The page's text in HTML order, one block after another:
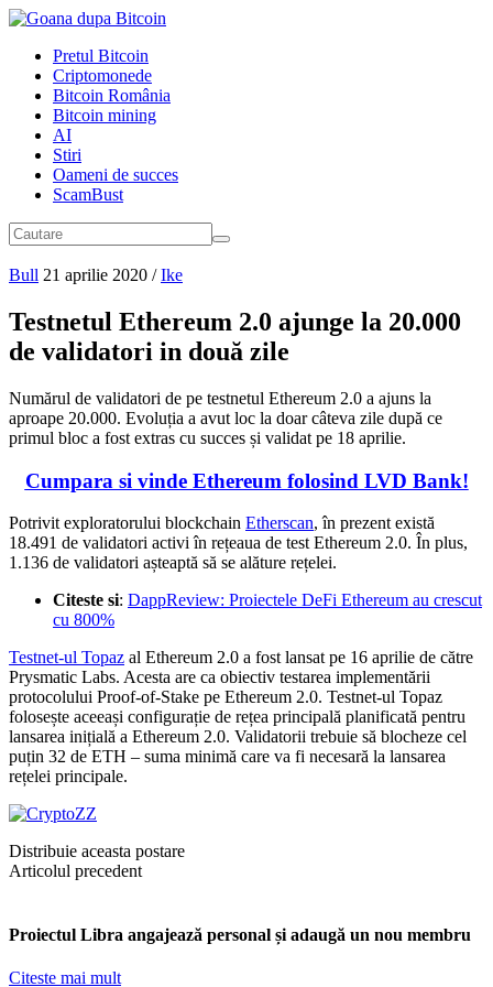
Pretul Bitcoin
Criptomonede
Bitcoin România
Bitcoin mining
AI
Stiri
Oameni de succes
ScamBust
Bull 21 aprilie 2020 / Ike
Testnetul Ethereum 2.0 ajunge la 20.000
de validatori in două zile
Numărul de validatori de pe testnetul Ethereum 2.0 a ajuns la
aproape 20.000. Evoluția a avut loc la doar câteva zile după ce
primul bloc a fost extras cu succes și validat pe 18 aprilie.
Cumpara si vinde Ethereum folosind LVD Bank!
Potrivit exploratorului blockchain Etherscan, în prezent există
18.491 de validatori activi în rețeaua de test Ethereum 2.0. În plus,
1.136 de validatori așteaptă să se alăture rețelei.
Citeste si: DappReview: Proiectele DeFi Ethereum au crescut
cu 800%
Testnet-ul Topaz al Ethereum 2.0 a fost lansat pe 16 aprilie de către
Prysmatic Labs. Acesta are ca obiectiv testarea implementării
protocolului Proof-of-Stake pe Ethereum 2.0. Testnet-ul Topaz
folosește aceeași configurație de rețea principală planificată pentru
lansarea inițială a Ethereum 2.0. Validatorii trebuie să blocheze cel
puțin 32 de ETH – suma minimă care va fi necesară la lansarea
rețelei principale.
Distribuie aceasta postare
Articolul precedent
Proiectul Libra angajează personal și adaugă un nou membru
Citeste mai mult